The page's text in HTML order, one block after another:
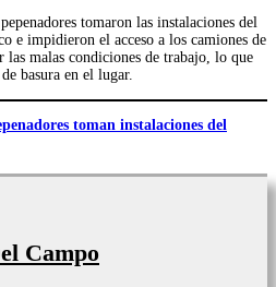
tomaron las instalaciones del
e impidieron el acceso a los camiones de
las malas condiciones de trabajo, lo que
basura en el lugar.
toman instalaciones del
Campo